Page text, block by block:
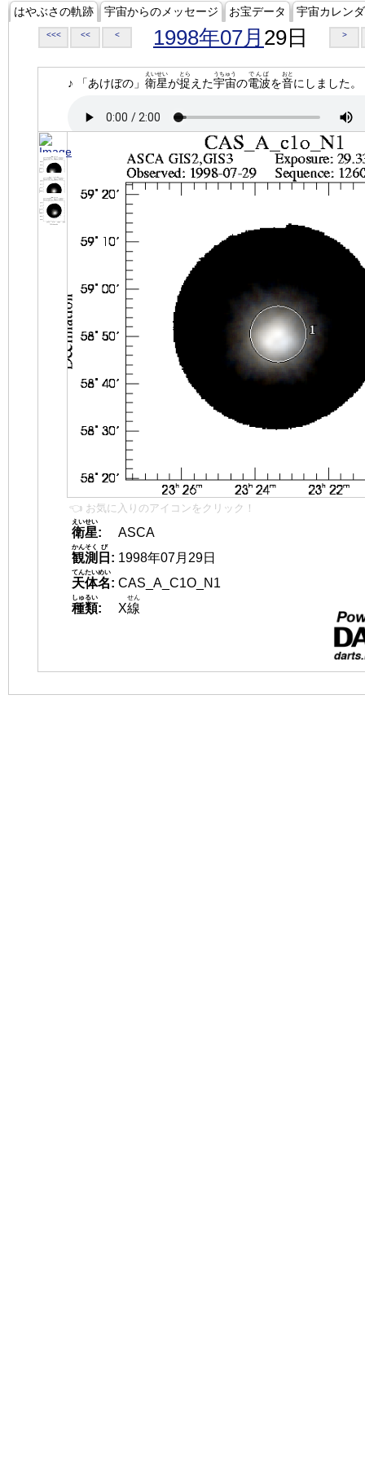
はやぶさの軌跡 宇宙からのメッセージ お宝データ 宇宙カレン
<<< << < 1998年07月 29日 >
♪ 「あけぼの」 衛星
えいせい
が捉
とら
えた宇宙
うちゅう
の電波
でんぱ
を音
おと
にしました。
👈 お気に入りのアイコンをクリック！
衛星
えいせい
:
ASCA
観測
かんそく
日
び
: 1998年07月29日
天体名
てんたいめい
: CAS_A_C1O_N1
種類
しゅるい
: X線
せん